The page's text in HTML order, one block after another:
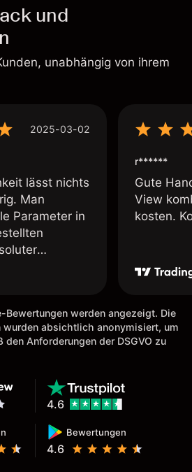
und
unabhängig von ihrem
2025-03-02
lässt nichts
Man
Parameter in
Stelle.
r******
Gute
View
kosten.
Bewertungen werden angezeigt. Die
wurden absichtlich anonymisiert, um
Anforderungen der DSGVO zu
Bewertungen
4.6
4.6